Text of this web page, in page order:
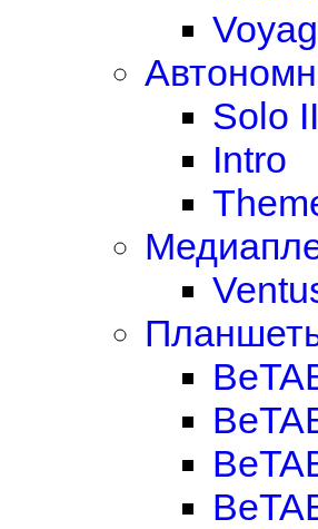
Solo II
Intro